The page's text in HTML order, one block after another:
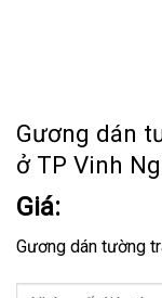
Gương dán
ở TP Vinh
Giá:
Gương dán tường